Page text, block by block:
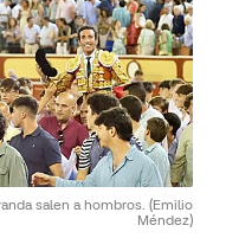
salen a hombros. (Emilio
Méndez)